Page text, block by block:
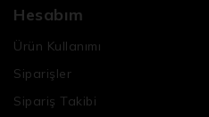
Hesabım
Ürün Kullanımı
Siparişler
Sipariş Takibi